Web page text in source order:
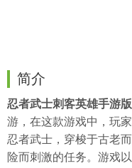
简介
忍者武士刺客英雄手游版
游，在这款游戏中，玩
忍者武士，穿梭于古老
险而刺激的任务。游戏